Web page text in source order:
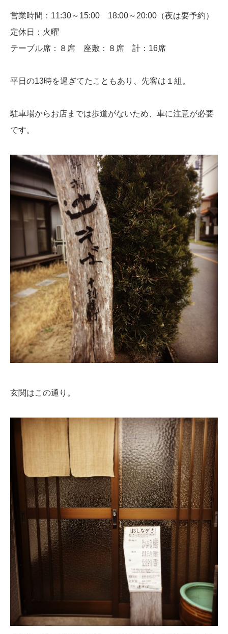
営業時間：11:30～15:00 18:00～20:00（夜は要予約）
定休日：火曜
テーブル席：８席 座敷：８席 計：16席
平日の13時を過ぎてたこともあり、先客は１組。
駐車場からお店までは歩道がないため、車に注意が必要
です。
玄関はこの通り。